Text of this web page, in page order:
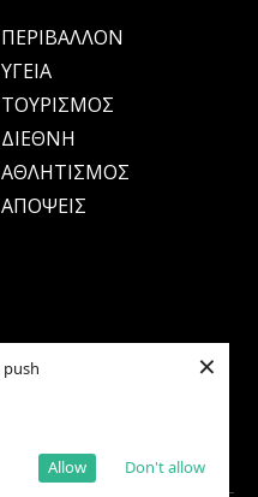
Don't allow
Allow
×
ΠΕΡΙΒΑΛΛΟΝ
ΥΓΕΙΑ
ΤΟΥΡΙΣΜΟΣ
ΔΙΕΘΝΗ
ΑΘΛΗΤΙΣΜΟΣ
ΑΠΟΨΕΙΣ